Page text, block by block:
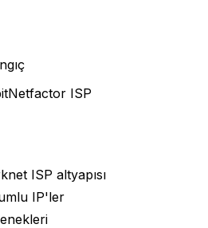
Netfactor ISP
ISP altyapısı
IP'ler